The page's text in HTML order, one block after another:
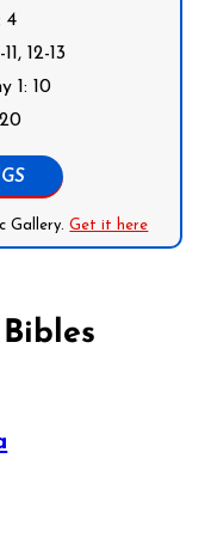
4
12-13
1: 10
Gallery.Get it here